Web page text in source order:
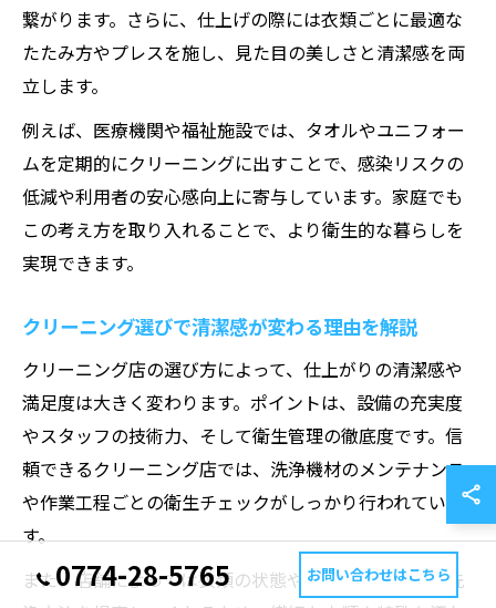
繋がります。さらに、仕上げの際には衣類ごとに最適な
たたみ方やプレスを施し、見た目の美しさと清潔感を両
立します。
例えば、医療機関や福祉施設では、タオルやユニフォー
ムを定期的にクリーニングに出すことで、感染リスクの
低減や利用者の安心感向上に寄与しています。家庭でも
この考え方を取り入れることで、より衛生的な暮らしを
実現できます。
クリーニング選びで清潔感が変わる理由を解説
クリーニング店の選び方によって、仕上がりの清潔感や
満足度は大きく変わります。ポイントは、設備の充実度
やスタッフの技術力、そして衛生管理の徹底度です。信
頼できるクリーニング店では、洗浄機材のメンテナンス
や作業工程ごとの衛生チェックがしっかり行われていま
す。
また、店舗によっては衣類の状態や素材ごとに最適な洗
0774-28-5765 お問い合わせはこちら